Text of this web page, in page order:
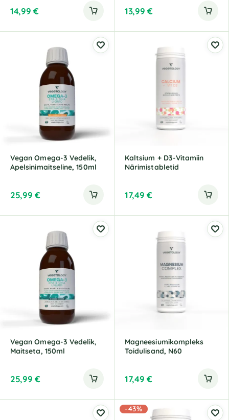
14,99 € 13,99 €
Vegan Omega-3 Vedelik,
Apelsinimaitseline, 150ml
25,99 €
Kaltsium + D3-Vitamiin
Närimistabletid
17,49 €
Vegan Omega-3 Vedelik,
Maitseta, 150ml
25,99 €
Magneesiumikompleks
Toidulisand, N60
17,49 €
-43%